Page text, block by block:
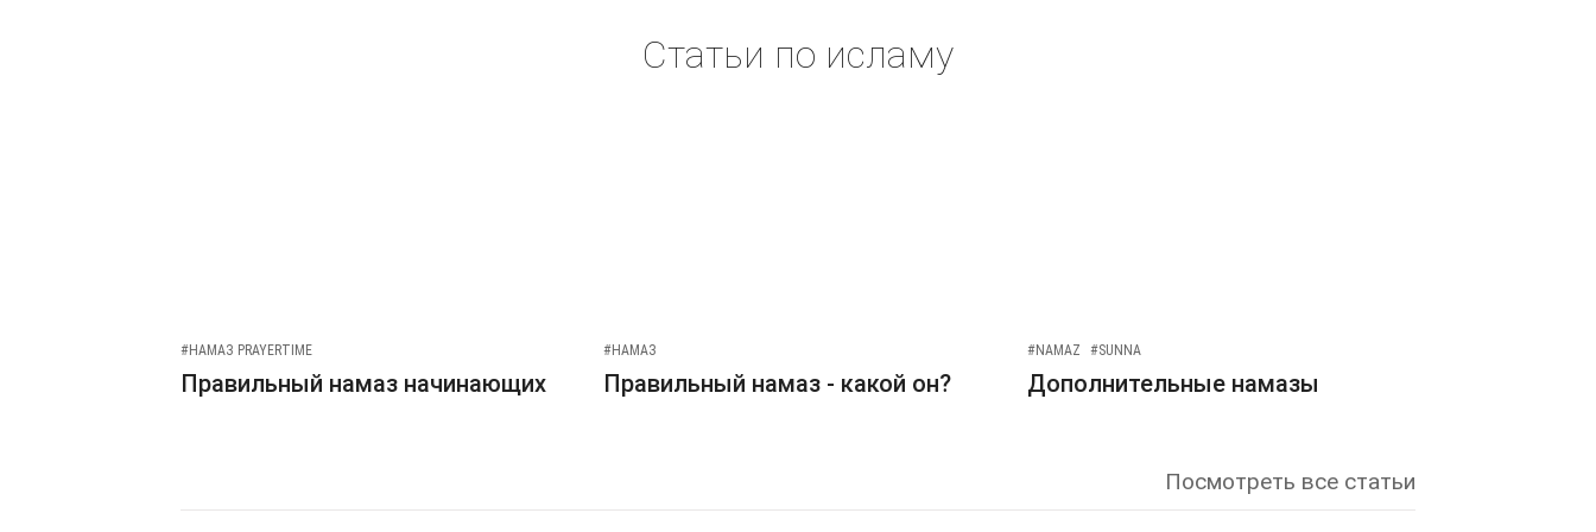
Статьи по исламу
#НАМАЗ PRAYERTIME
Правильный намаз начинающих
#НАМАЗ
Правильный намаз - какой он?
#NAMAZ #SUNNA
Дополнительные намазы
Посмотреть все статьи